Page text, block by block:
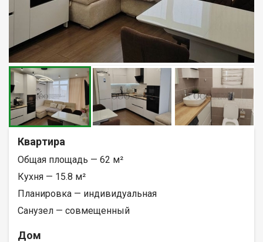
Квартира
Общая площадь — 62 м²
Кухня — 15.8 м²
Планировка — индивидуальная
Санузел — совмещенный
Дом